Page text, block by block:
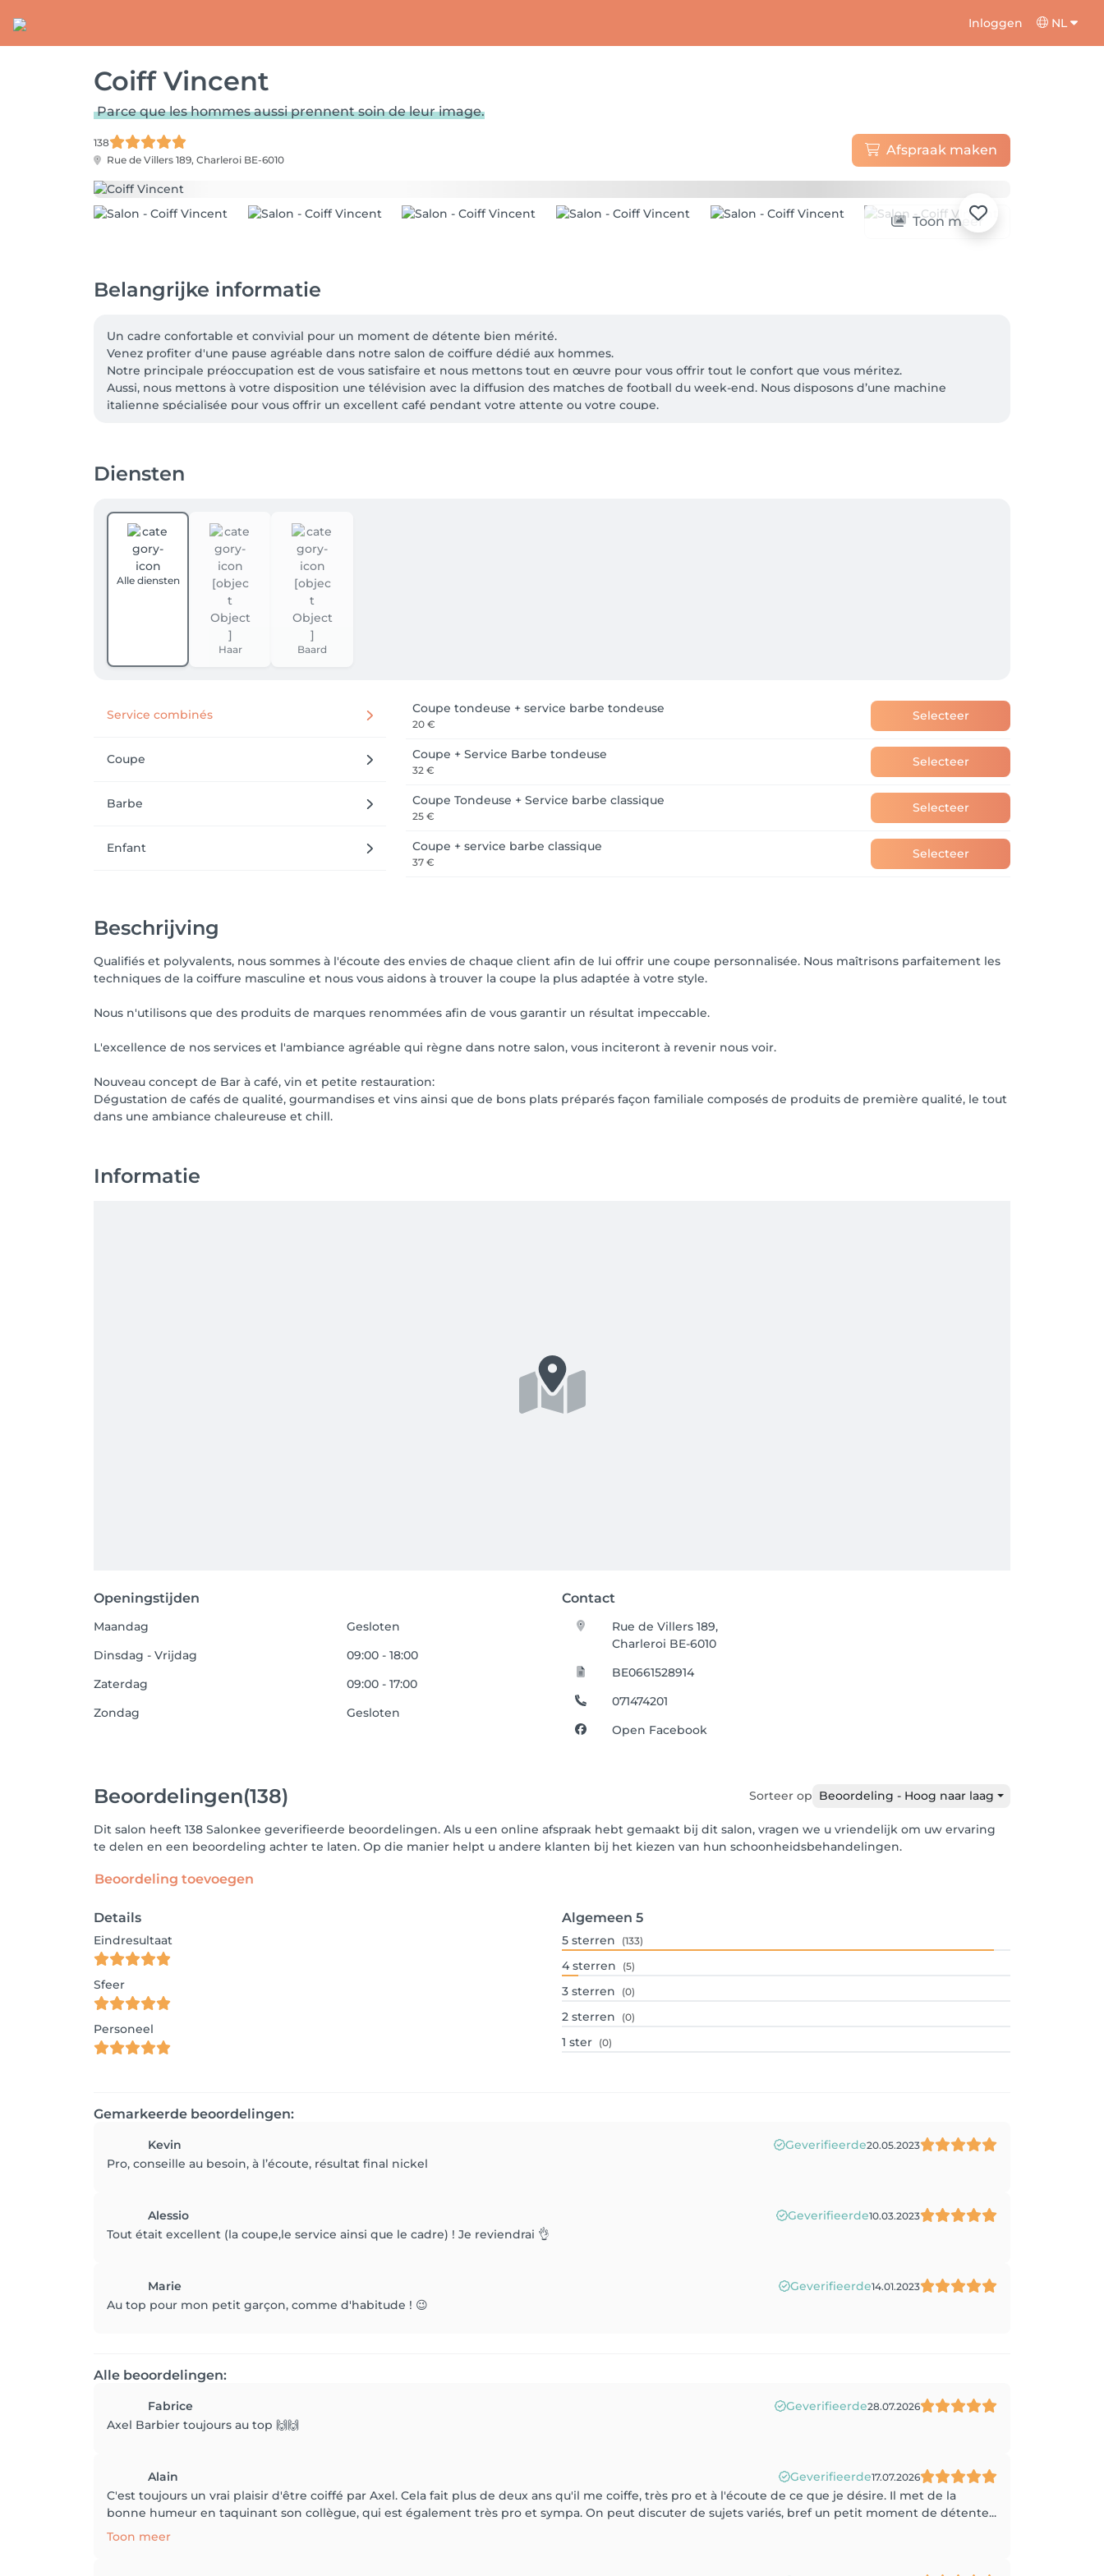
Inloggen NL
Coiff Vincent
Parce que les hommes aussi prennent soin de leur image.
138
Rue de Villers 189, Charleroi BE-6010
Afspraak maken
Toon meer
Belangrijke informatie
Un cadre confortable et convivial pour un moment de détente bien mérité.
Venez profiter d'une pause agréable dans notre salon de coiffure dédié aux hommes.
Notre principale préoccupation est de vous satisfaire et nous mettons tout en œuvre pour vous offrir tout le confort que vous méritez.
Aussi, nous mettons à votre disposition une télévision avec la diffusion des matches de football du week-end. Nous disposons d’une machine
italienne spécialisée pour vous offrir un excellent café pendant votre attente ou votre coupe.
Diensten
Alle diensten
Haar Baard
Service combinés
Coupe
Barbe
Enfant
Coupe tondeuse + service barbe tondeuse
20 €
Selecteer
Coupe + Service Barbe tondeuse
32 €
Selecteer
Coupe Tondeuse + Service barbe classique
25 €
Selecteer
Coupe + service barbe classique
37 €
Selecteer
Beschrijving
Qualifiés et polyvalents, nous sommes à l'écoute des envies de chaque client afin de lui offrir une coupe personnalisée. Nous maîtrisons parfaitement les
techniques de la coiffure masculine et nous vous aidons à trouver la coupe la plus adaptée à votre style.
Nous n'utilisons que des produits de marques renommées afin de vous garantir un résultat impeccable.
L'excellence de nos services et l'ambiance agréable qui règne dans notre salon, vous inciteront à revenir nous voir.
Nouveau concept de Bar à café, vin et petite restauration:
Dégustation de cafés de qualité, gourmandises et vins ainsi que de bons plats préparés façon familiale composés de produits de première qualité, le tout
dans une ambiance chaleureuse et chill.
Informatie
Openingstijden Contact
Maandag
Gesloten
Dinsdag - Vrijdag
09:00 - 18:00
Zaterdag
09:00 - 17:00
Zondag
Gesloten
Rue de Villers 189,
Charleroi BE-6010
BE0661528914
071474201
Open Facebook
Beoordelingen(138) Sorteer op Beoordeling - Hoog naar laag
Dit salon heeft 138 Salonkee geverifieerde beoordelingen. Als u een online afspraak hebt gemaakt bij dit salon, vragen we u vriendelijk om uw ervaring
te delen en een beoordeling achter te laten. Op die manier helpt u andere klanten bij het kiezen van hun schoonheidsbehandelingen.
Beoordeling toevoegen
Details
Eindresultaat
Sfeer
Personeel
Algemeen 5
5 sterren (133)
4 sterren (5)
3 sterren (0)
2 sterren (0)
1 ster (0)
Gemarkeerde beoordelingen:
Kevin Geverifieerde20.05.2023
Pro, conseille au besoin, à l’écoute, résultat final nickel
Alessio Geverifieerde10.03.2023
Tout était excellent (la coupe,le service ainsi que le cadre) ! Je reviendrai 👌
Marie Geverifieerde14.01.2023
Au top pour mon petit garçon, comme d'habitude ! 😉
Alle beoordelingen:
Fabrice Geverifieerde28.07.2026
Axel Barbier toujours au top 🙌🙌
Alain Geverifieerde17.07.2026
C'est toujours un vrai plaisir d'être coiffé par Axel. Cela fait plus de deux ans qu'il me coiffe, très pro et à l'écoute de ce que je désire. Il met de la
bonne humeur en taquinant son collègue, qui est également très pro et sympa. On peut discuter de sujets variés, bref un petit moment de détente...
Toon meer